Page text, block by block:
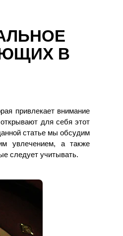
В
привлекает внимание
для себя этот
статье мы обсудим
увлечением, а также
следует учитывать.